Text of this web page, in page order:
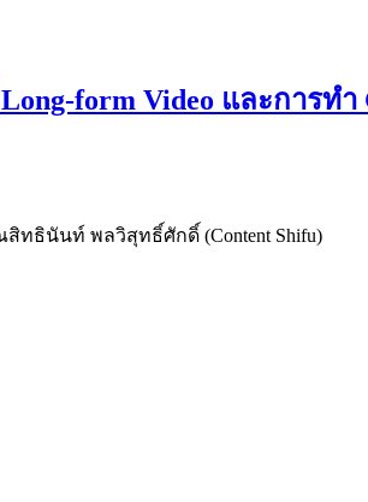
form Video และการ
ณสิทธินันท์ พลวิสุทธิ์ศักดิ์ (Content Shifu)